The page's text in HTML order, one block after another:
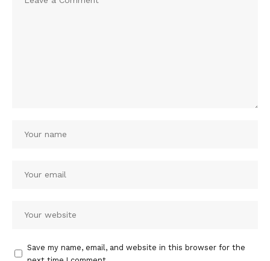
Save my name, email, and website in this browser for the